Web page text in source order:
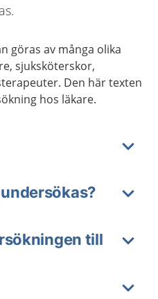
göras av många olika
sjuksköterskor,
Den här texten
hos läkare.
till